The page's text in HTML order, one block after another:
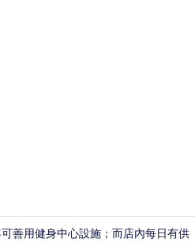
善用健身中心設施；而店內每日有供